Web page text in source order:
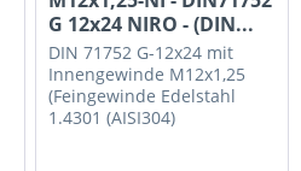
G 12x24 NIRO - (DIN...
DIN 71752 G-12x24 mit
Innengewinde M12x1,25
(Feingewinde Edelstahl
1.4301 (AISI304)